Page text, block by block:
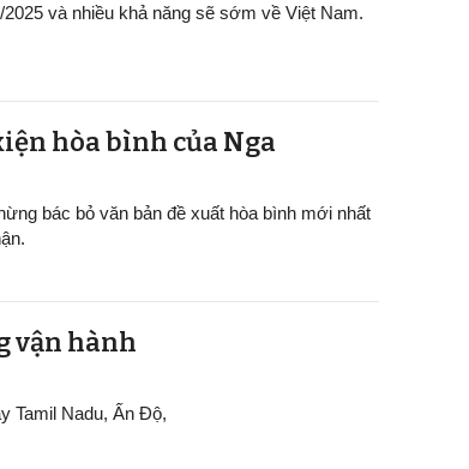
và nhiều khả năng sẽ sớm về Việt Nam.
hòa bình của Nga
bác bỏ văn bản đề xuất hòa bình mới nhất
v​​​​​​​ận hành
Tamil Nadu, Ấn Độ,